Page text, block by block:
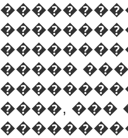
�����
����, ���